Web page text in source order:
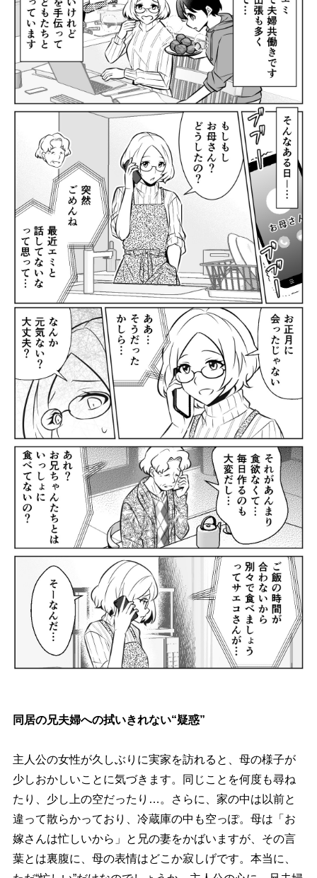
同居の兄夫婦への拭いきれない“疑惑”
主人公の女性が久しぶりに実家を訪れると、母の様子が
少しおかしいことに気づきます。同じことを何度も尋ね
たり、少し上の空だったり…。さらに、家の中は以前と
違って散らかっており、冷蔵庫の中も空っぽ。母は「お
嫁さんは忙しいから」と兄の妻をかばいますが、その言
葉とは裏腹に、母の表情はどこか寂しげです。本当に、